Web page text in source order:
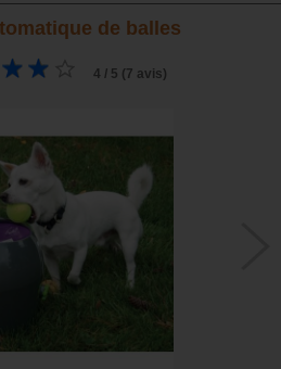
de balles
4 / 5 (7 avis)